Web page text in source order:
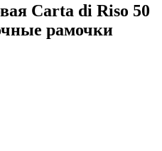
Carta di Riso 50
рамочки